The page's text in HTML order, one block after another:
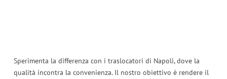
Sperimenta la differenza con i traslocatori di Napoli, dove la
qualità incontra la convenienza. Il nostro obiettivo è rendere il